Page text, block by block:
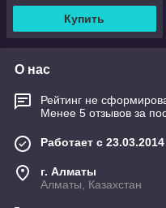
Купить
О нас
Рейтинг не
Менее 5 отзывов за
Работает с 23.03.2014
г. Алматы
Алматы, Казахстан